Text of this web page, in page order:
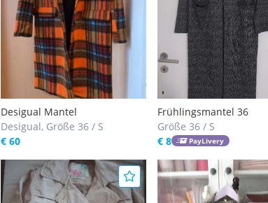
Desigual Mantel
Desigual, Größe 36 / S
€ 60
Frühlingsmantel 36
Größe 36 / S
€ 8
PayLivery